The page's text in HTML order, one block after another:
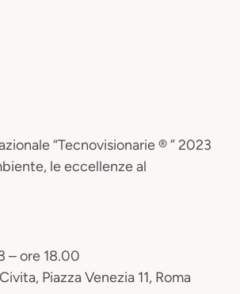
“Tecnovisionarie ® ” 2023
le eccellenze al
– ore 18.00
Piazza Venezia 11, Roma